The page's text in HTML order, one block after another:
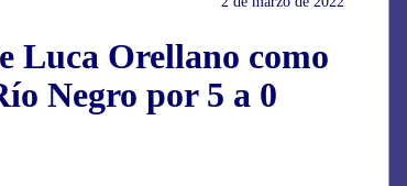
Luca Orellano como
Negro por 5 a 0